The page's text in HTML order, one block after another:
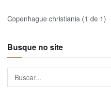
Copenhague christiania (1 de 1)
Busque no site